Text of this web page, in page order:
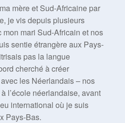
mère et Sud-Africaine par
je vis depuis plusieurs
mari Sud-Africain et nos
sentie étrangère aux Pays-
pas la langue
cherché à créer
les Néerlandais – nos
l’école néerlandaise, avant
international où je suis
Pays-Bas.